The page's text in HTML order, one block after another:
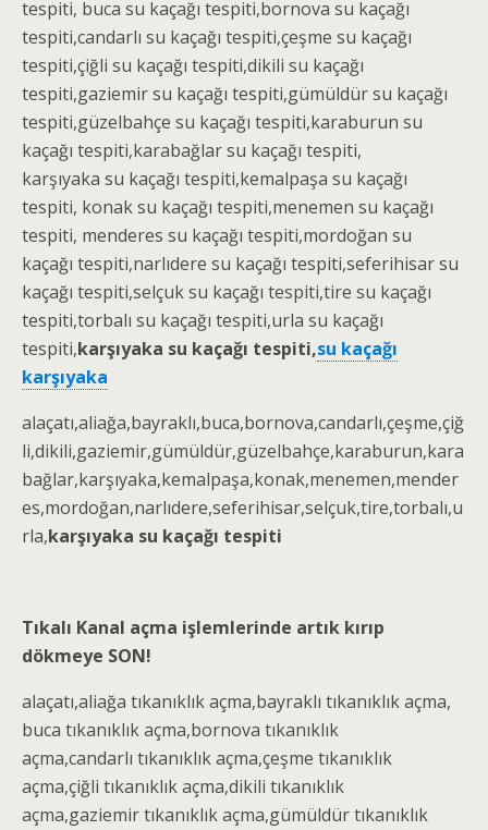
tespiti, buca su kaçağı tespiti,bornova su kaçağı
tespiti,candarlı su kaçağı tespiti,çeşme su kaçağı
tespiti,çiğli su kaçağı tespiti,dikili su kaçağı
tespiti,gaziemirsu kaçağı tespiti,gümüldürsu kaçağı
tespiti,güzelbahçe su kaçağı tespiti,karaburun su
kaçağı tespiti,karabağlarsu kaçağı tespiti,
karşıyaka su kaçağı tespiti,kemalpaşa su kaçağı
tespiti, konaksu kaçağı tespiti,menemen su kaçağı
tespiti, menderes su kaçağı tespiti,mordoğan su
kaçağı tespiti,narlıdere su kaçağı tespiti,seferihisarsu
kaçağı tespiti,selçuksu kaçağı tespiti,tire su kaçağı
tespiti,torbalı su kaçağı tespiti,urla su kaçağı
tespiti,karşıyaka su kaçağı tespiti,su kaçağı
karşıyaka
alaçatı,aliağa,bayraklı,buca,bornova,candarlı,çeşme,çiğ
li,dikili,gaziemir,gümüldür,güzelbahçe,karaburun,kara
bağlar,karşıyaka,kemalpaşa,konak,menemen,mender
es,mordoğan,narlıdere,seferihisar,selçuk,tire,torbalı,u
rla,karşıyaka su kaçağı tespiti
Tıkalı Kanal açma işlemlerinde artık kırıp
dökmeye SON!
alaçatı,aliağa tıkanıklık açma,bayraklı tıkanıklık açma,
buca tıkanıklık açma,bornova tıkanıklık
açma,candarlı tıkanıklık açma,çeşme tıkanıklık
açma,çiğli tıkanıklık açma,dikili tıkanıklık
açma,gaziemirtıkanıklık açma,gümüldürtıkanıklık